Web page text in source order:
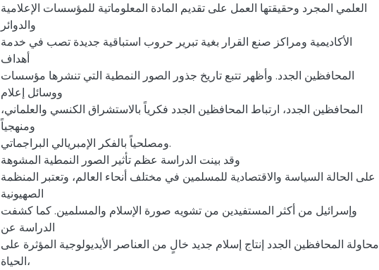
العلمي المجرد وحقيقتها العمل على تقديم المادة المعلوماتية للمؤسسات الإعلامية
والدوائر
الأكاديمية ومراكز صنع القرار بغية تبرير حروب استباقية جديدة تصب في خدمة
أهداف
المحافظين الجدد. وأظهر تتبع تاريخ جذور الصور النمطية التي تنشرها مؤسسات
ووسائل إعلام
المحافظين الجدد، ارتباط المحافظين الجدد فكرياً بالاستشراق الكنسي والعلماني،
ومنهجياً
ومصلحياً بالفكر الإمبريالي البراجماتي.
وقد بينت الدراسة عظم تأثير الصور النمطية المشوهة
على الحالة السياسة والاقتصادية للمسلمين في مختلف أنحاء العالم، وتعتبر المنظمة
الصهيونية
وإسرائيل من أكثر المستفيدين من تشويه صورة الإسلام والمسلمين. كما كشفت
الدراسة عن
محاولة المحافظين الجدد إنتاج إسلام جديد خالٍ من العناصر الأيديولوجية المؤثرة على
الحياة،